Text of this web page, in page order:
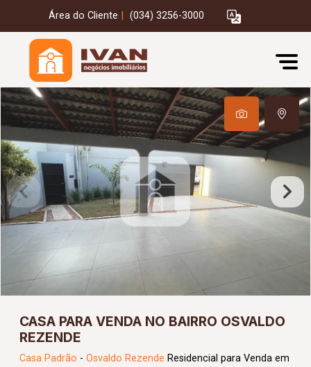
Área do Cliente (034) 3256-3000
CASA PARA VENDA NO BAIRRO OSVALDO
REZENDE
Casa Padrão - Osvaldo Rezende Residencial para Venda em